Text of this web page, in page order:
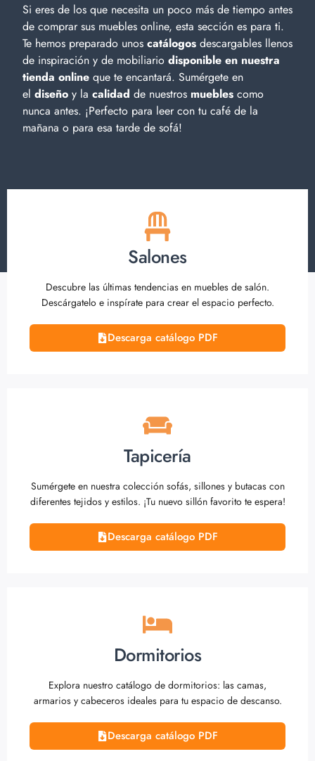
Si eres de los que necesita un poco más de tiempo antes
de comprar sus muebles online, esta sección es para ti.
Te hemos preparado unos catálogos descargables llenos
de inspiración y de mobiliario disponible en nuestra
tienda online que te encantará. Sumérgete en
el diseño y la calidad de nuestros muebles como
nunca antes. ¡Perfecto para leer con tu café de la
mañana o para esa tarde de sofá!
Salones
Descubre las últimas tendencias en muebles de salón.
Descárgatelo e inspírate para crear el espacio perfecto.
Descarga catálogo PDF
Tapicería
Sumérgete en nuestra colección sofás, sillones y butacas con
diferentes tejidos y estilos. ¡Tu nuevo sillón favorito te espera!
Descarga catálogo PDF
Dormitorios
Explora nuestro catálogo de dormitorios: las camas,
armarios y cabeceros ideales para tu espacio de descanso.
Descarga catálogo PDF